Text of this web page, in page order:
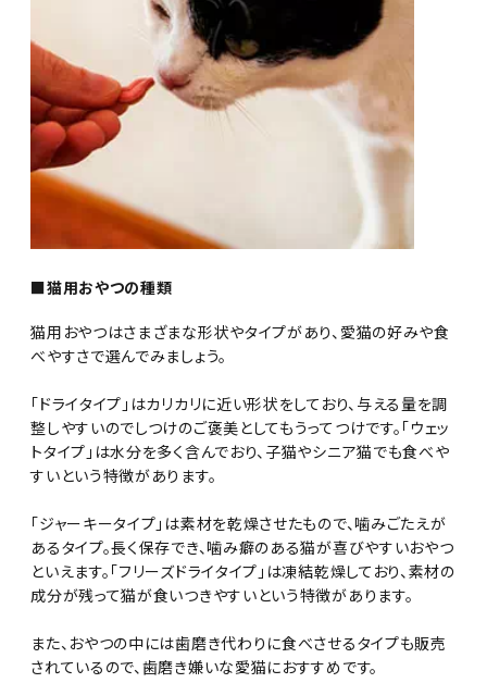
■猫用おやつの種類
猫用おやつはさまざまな形状やタイプがあり、愛猫の好みや食
べやすさで選んでみましょう。
「ドライタイプ」はカリカリに近い形状をしており、与える量を調
整しやすいのでしつけのご褒美としてもうってつけです。「ウェッ
トタイプ」は水分を多く含んでおり、子猫やシニア猫でも食べや
すいという特徴があります。
「ジャーキータイプ」は素材を乾燥させたもので、噛みごたえが
あるタイプ。長く保存でき、噛み癖のある猫が喜びやすいおやつ
といえます。「フリーズドライタイプ」は凍結乾燥しており、素材の
成分が残って猫が食いつきやすいという特徴があります。
また、おやつの中には歯磨き代わりに食べさせるタイプも販売
されているので、歯磨き嫌いな愛猫におすすめです。